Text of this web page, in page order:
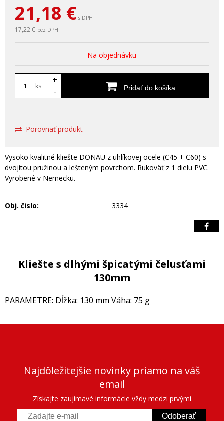
21,18 € s DPH
17,22 € bez DPH
Na objednávku
ks
+
-
Pridať do košíka
Porovnať produkt
Vysoko kvalitné kliešte DONAU z uhlíkovej ocele (C45 + C60) s
dvojitou pružinou a lešteným povrchom. Rukoväť z 1 dielu PVC.
Vyrobené v Nemecku.
Obj. čislo: 3334
Kliešte s dlhými špicatými čelusťami
130mm
PARAMETRE: Dĺžka: 130 mm Váha: 75 g
Najdôležitejšie novinky priamo na váš
email
Získajte zaujímavé informácie vždy medzi prvými
Odoberať